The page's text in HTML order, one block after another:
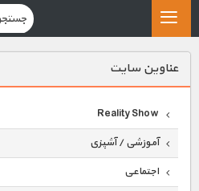
عناوين سايت
Reality Show
آموزشی / آشپزی
اجتماعی